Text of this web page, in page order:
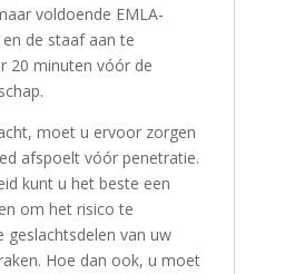
voldoende EMLA-
de staaf aan te
20 minuten vóór de
moet u ervoor zorgen
afspoelt vóór penetratie.
kunt u het beste een
om het risico te
van uw
Hoe dan ook, u moet